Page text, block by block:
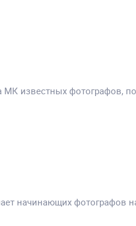
известных фотографов,
начинающих фотографов